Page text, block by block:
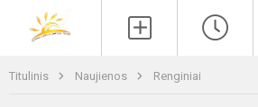
Titulinis Naujienos Renginiai